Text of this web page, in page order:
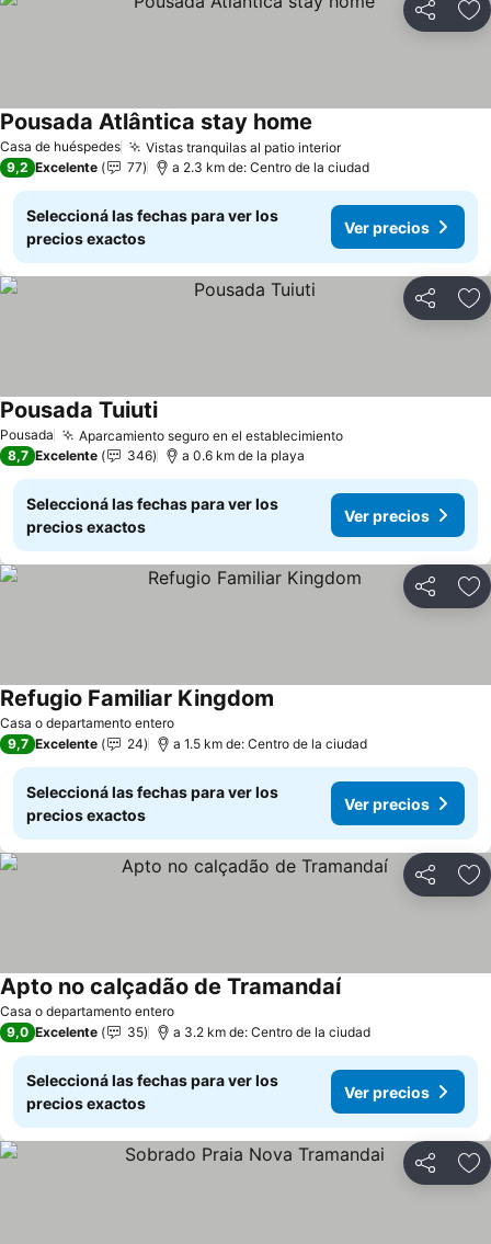
Compartir
Casa de huéspedes Vistas tranquilas al patio interior
Pousada Atlântica stay home
9,2 Excelente 77 a 2.3 km de: Centro de la ciudad
Seleccioná las fechas para ver los
precios exactos
Ver precios
Compartir
Pousada Aparcamiento seguro en el establecimiento
Pousada Tuiuti
8,7 Excelente 346 a 0.6 km de la playa
Seleccioná las fechas para ver los
precios exactos
Ver precios
Compartir
Casa o departamento entero
Refugio Familiar Kingdom
9,7 Excelente 24 a 1.5 km de: Centro de la ciudad
Seleccioná las fechas para ver los
precios exactos
Ver precios
Compartir
Casa o departamento entero
Apto no calçadão de Tramandaí
9,0 Excelente 35 a 3.2 km de: Centro de la ciudad
Seleccioná las fechas para ver los
precios exactos
Ver precios
Compartir